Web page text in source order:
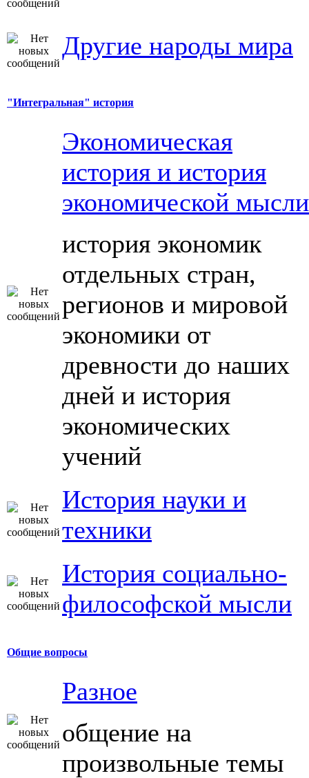
Другие народы мира
"Интегральная" история
Экономическая
история и история
экономической мысли
история экономик
отдельных стран,
регионов и мировой
экономики от
древности до наших
дней и история
экономических
учений
История науки и
техники
История социально-
философской мысли
Общие вопросы
Разное
общение на
произвольные темы